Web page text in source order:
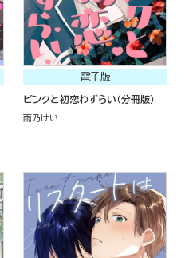
電子版
ピンクと初恋わずらい（分冊版）
雨乃けい